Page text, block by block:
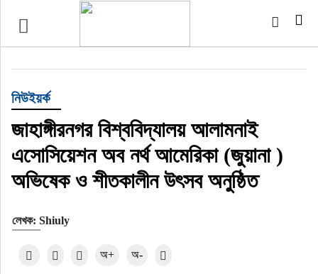
টপ নিউজ
ইন্টারন্যাশনাল
সিলেট বিভাগ
মার্কিন যুক্তরাষ্ট্র
নিউইয়র্ক
জাহাঙ্গীরনগর বিশ্ববিদ্যালয় আলামনাই
এসোসিয়েশন অব নর্থ আমেরিকা (জুয়ানা )
অভিষেক ও শীতকালীন উৎসব অনুষ্ঠিত
লেখক: Shiuly
অ+ অ-